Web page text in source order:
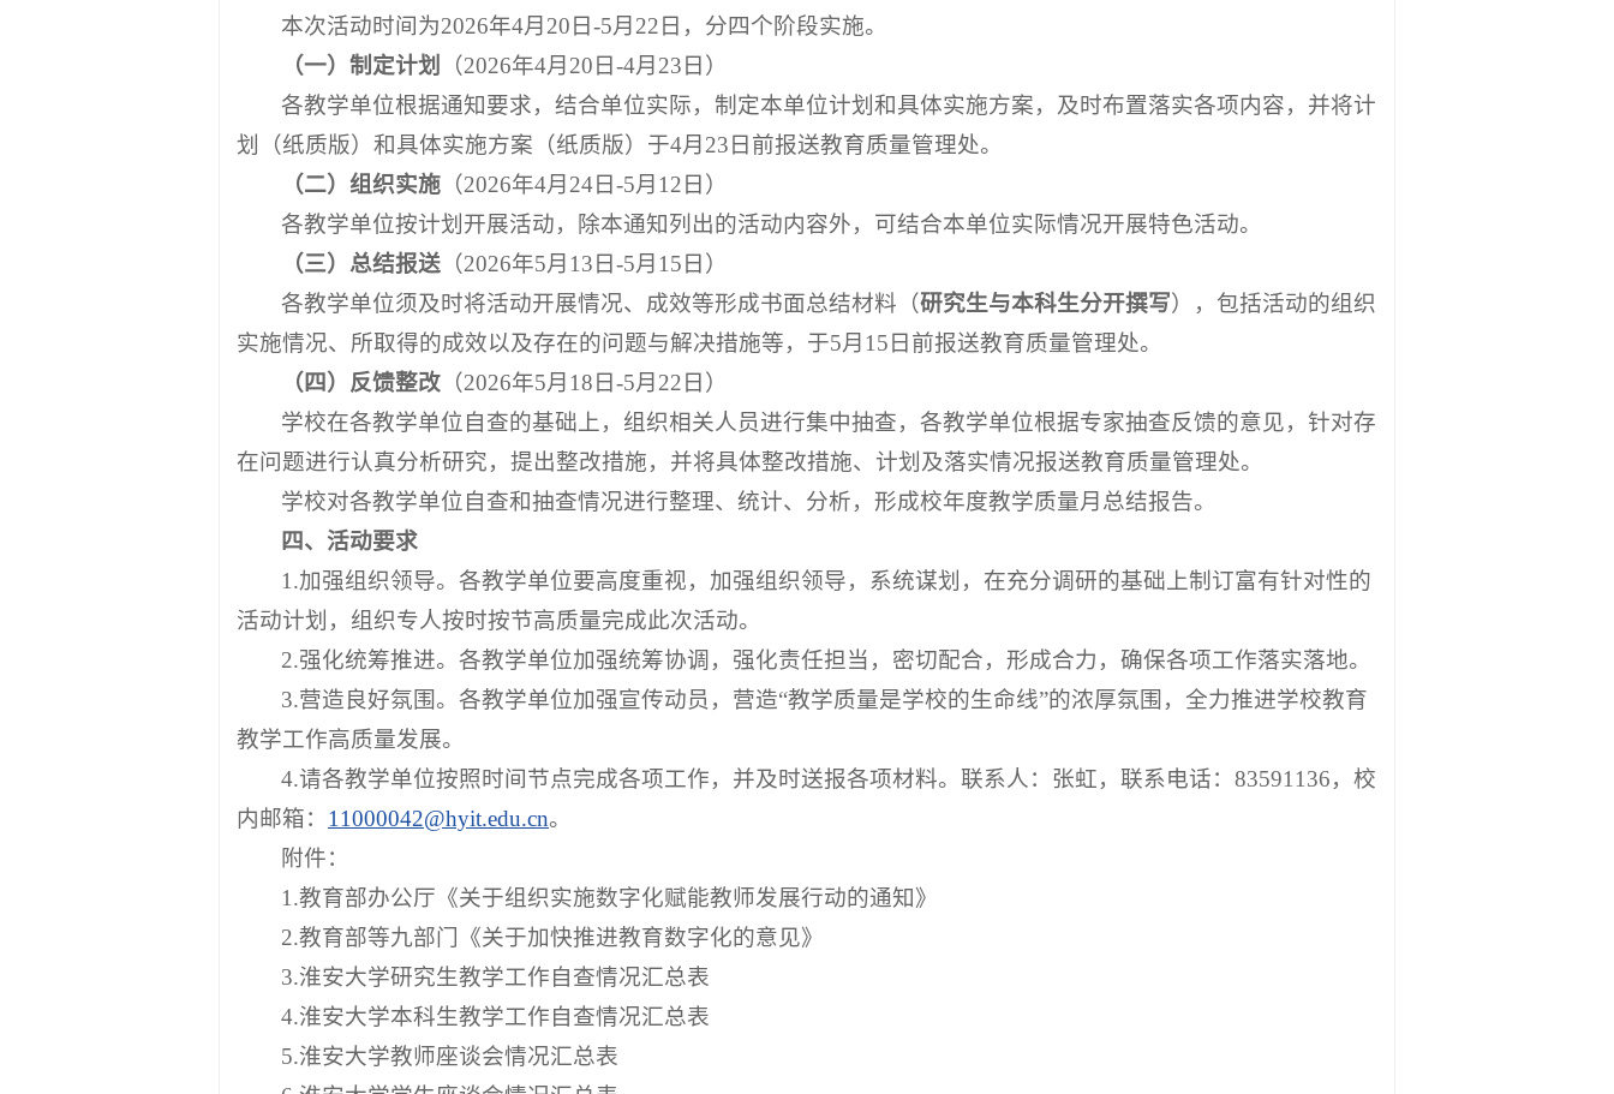
本次活动时间为2026年4月20日-5月22日，分四个阶段实施。
（一）制定计划
（2026年4月20日-4月23日）
各教学单位根据通知要求，结合单位实际，制定本单位计划和具体实施方案，及时布置落实各项内容，并将计
划（纸质版）和具体实施方案（纸质版）于4月23日前报送教育质量管理处。
（二）组织实施 （2026年4月24日-5月12日）
各教学单位按计划开展活动，除本通知列出的活动内容外，可结合本单位实际情况开展特色活动。
（三）总结报送 （2026年5月13日-5月15日）
各教学单位须及时将活动开展情况、成效等形成书面总结材料（研究生与本科生分开撰写），包括活动的组织
实施情况、所取得的成效以及存在的问题与解决措施等，于5月15日前报送教育质量管理处。
（四）反馈整改 （2026年5月18日-5月22日）
学校在各教学单位自查的基础上，组织相关人员进行集中抽查，各教学单位根据专家抽查反馈的意见，针对存
在问题进行认真分析研究，提出整改措施，并将具体整改措施、计划及落实情况报送教育质量管理处。
学校对各教学单位自查和抽查情况进行整理、统计、分析，形成校年度教学质量月总结报告。
四、活动要求
1.加强组织领导。各教学单位要高度重视，加强组织领导，系统谋划，在充分调研的基础上制订富有针对性的
活动计划，组织专人按时按节高质量完成此次活动。
2.强化统筹推进。各教学单位加强统筹协调，强化责任担当，密切配合，形成合力，确保各项工作落实落地。
3.营造良好氛围。各教学单位加强宣传动员，营造“教学质量是学校的生命线”的浓厚氛围，全力推进学校教育
教学工作高质量发展。
4.请各教学单位按照时间节点完成各项工作，并及时送报各项材料。联系人：张虹，联系电话：83591136，校
内邮箱： 11000042@hyit.edu.cn。
附件：
1.教育部办公厅《关于组织实施数字化赋能教师发展行动的通知》
2.教育部等九部门《关于加快推进教育数字化的意见》
3.淮安大学研究生教学工作自查情况汇总表
4.淮安大学本科生教学工作自查情况汇总表
5.淮安大学教师座谈会情况汇总表